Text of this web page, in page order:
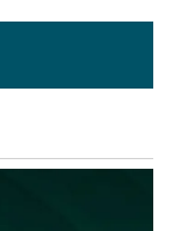
kirjautua